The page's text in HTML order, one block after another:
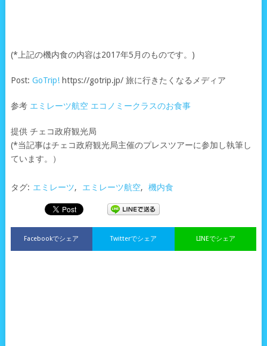
(*上記の機内食の内容は2017年5月のものです。)
Post: GoTrip!https://gotrip.jp/ 旅に行きたくなるメディア
参考 エミレーツ航空 エコノミークラスのお食事
提供 チェコ政府観光局
(*当記事はチェコ政府観光局主催のプレスツアーに参加し執筆し
ています。）
タグ: エミレーツ, エミレーツ航空, 機内食
Facebookでシェア LINEでシェア
Twitterでシェア